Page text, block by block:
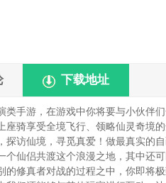
下载地址
类手游，在游戏中你将要与小伙伴
骑享受全境飞行、领略仙灵奇境
访仙境，寻觅真爱！做最真实的自
仙侣共渡这个浪漫之地，其中还
修真者对战的过程之中，你即将